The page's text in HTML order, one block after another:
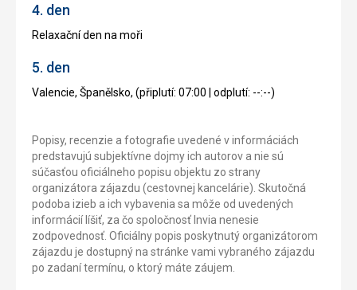
4. den
Relaxační den na moři
5. den
Valencie, Španělsko, (připlutí: 07:00 | odplutí: --:--)
Popisy, recenzie a fotografie uvedené v informáciách
predstavujú subjektívne dojmy ich autorov a nie sú
súčasťou oficiálneho popisu objektu zo strany
organizátora zájazdu (cestovnej kancelárie). Skutočná
podoba izieb a ich vybavenia sa môže od uvedených
informácií líšiť, za čo spoločnosť Invia nenesie
zodpovednosť. Oficiálny popis poskytnutý organizátorom
zájazdu je dostupný na stránke vami vybraného zájazdu
po zadaní termínu, o ktorý máte záujem.